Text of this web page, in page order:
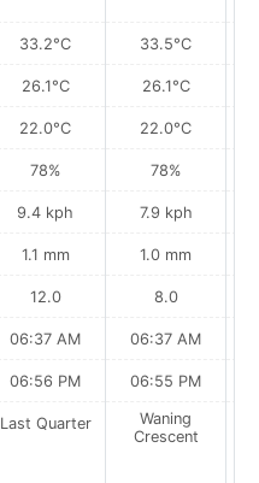
33.2°C
26.1°C
22.0°C
78%
9.4 kph
1.1 mm
12.0
06:37 AM
06:56 PM
Last Quarter
33.5°C
26.1°C
22.0°C
78%
7.9 kph
1.0 mm
8.0
06:37 AM
06:55 PM
Waning
Crescent